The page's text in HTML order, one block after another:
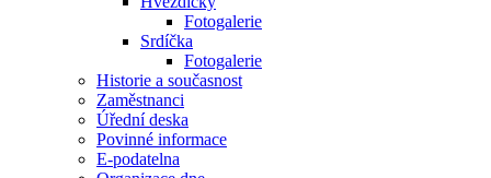
Fotogalerie
Srdíčka
Fotogalerie
Historie a současnost
Zaměstnanci
Úřední deska
Povinné informace
E-podatelna